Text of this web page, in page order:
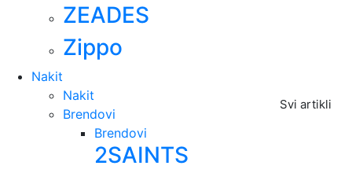
ZEADES
Zippo
Nakit
Svi artikli
Nakit
Brendovi
Brendovi
2SAINTS